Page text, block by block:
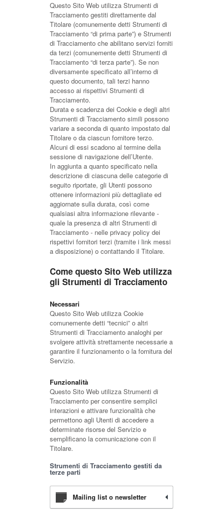
Questo Sito Web utilizza Strumenti di
Tracciamento gestiti direttamente dal
Titolare (comunemente detti Strumenti di
Tracciamento “di prima parte”) e Strumenti
di Tracciamento che abilitano servizi forniti
da terzi (comunemente detti Strumenti di
Tracciamento “di terza parte”). Se non
diversamente specificato all’interno di
questo documento, tali terzi hanno
accesso ai rispettivi Strumenti di
Tracciamento.
Durata e scadenza dei Cookie e degli altri
Strumenti di Tracciamento simili possono
variare a seconda di quanto impostato dal
Titolare o da ciascun fornitore terzo.
Alcuni di essi scadono al termine della
sessione di navigazione dell’Utente.
In aggiunta a quanto specificato nella
descrizione di ciascuna delle categorie di
seguito riportate, gli Utenti possono
ottenere informazioni più dettagliate ed
aggiornate sulla durata, così come
qualsiasi altra informazione rilevante -
quale la presenza di altri Strumenti di
Tracciamento - nelle privacy policy dei
rispettivi fornitori terzi (tramite i link messi
a disposizione) o contattando il Titolare.
Come questo Sito Web utilizza
gli Strumenti di Tracciamento
Necessari
Questo Sito Web utilizza Cookie
comunemente detti “tecnici” o altri
Strumenti di Tracciamento analoghi per
svolgere attività strettamente necessarie a
garantire il funzionamento o la fornitura del
Servizio.
Funzionalità
Questo Sito Web utilizza Strumenti di
Tracciamento per consentire semplici
interazioni e attivare funzionalità che
permettono agli Utenti di accedere a
determinate risorse del Servizio e
semplificano la comunicazione con il
Titolare.
Strumenti di Tracciamento gestiti da
terze parti
Mailing list o newsletter